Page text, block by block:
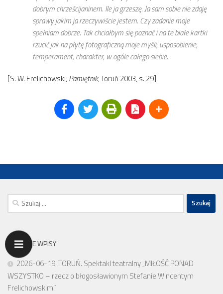
dobrym chrześcijaninem. Ile ja grzeszę. Ja sam sobie nie zdaję
sprawy jakim ja rzeczywiście jestem. Czy zadanie moje
spełniam dobrze. Tak chciałbym się poznać i na te białe kartki
rzucić jak na płytę fotograficzną moje myśli, usposobienie,
temperament, charakter, w ogóle całego siebie.
[S. W. Frelichowski, Pamiętnik, Toruń 2003, s. 29]
Szukaj:
OSTATNIE WPISY
2026-06-19. TORUŃ. Spektakl teatralny „MIŁOŚĆ PONAD
WSZYSTKO – rzecz o błogosławionym Stefanie Wincentym
Frelichowskim”